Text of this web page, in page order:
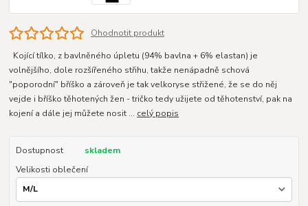
Ohodnotit produkt
Kojící tílko, z bavlněného úpletu (94% bavlna + 6% elastan) je
volnějšího, dole rozšířeného střihu, takže nenápadně schová
"poporodní" bříško a zároveň je tak velkoryse střižené, že se do něj
vejde i bříško těhotených žen - tričko tedy užijete od těhotenství, pak na
kojení a dále jej můžete nosit ... celý popis
Dostupnost
skladem
Velikosti oblečení